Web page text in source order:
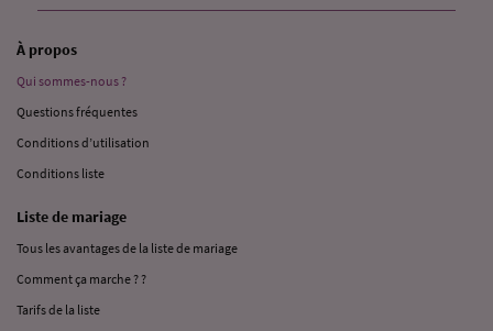
À propos
Qui sommes-nous ?
Questions fréquentes
Conditions d’utilisation
Conditions liste
Liste de mariage
Tous les avantages de la liste de mariage
Comment ça marche ? ?
Tarifs de la liste